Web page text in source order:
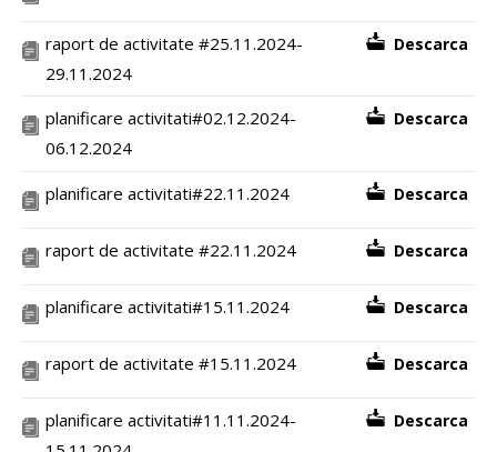
raport de activitate #25.11.2024-
29.11.2024
Descarca
planificare activitati#02.12.2024-
06.12.2024
Descarca
planificare activitati#22.11.2024 Descarca
raport de activitate #22.11.2024 Descarca
planificare activitati#15.11.2024 Descarca
raport de activitate #15.11.2024 Descarca
planificare activitati#11.11.2024-
Descarca